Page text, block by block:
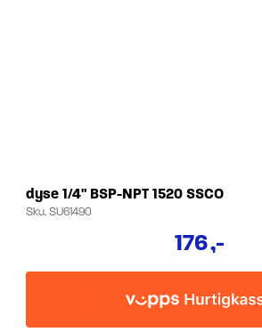
dyse 1/4" BSP-NPT 1520 SSCO
Sku.SU61490
176,-